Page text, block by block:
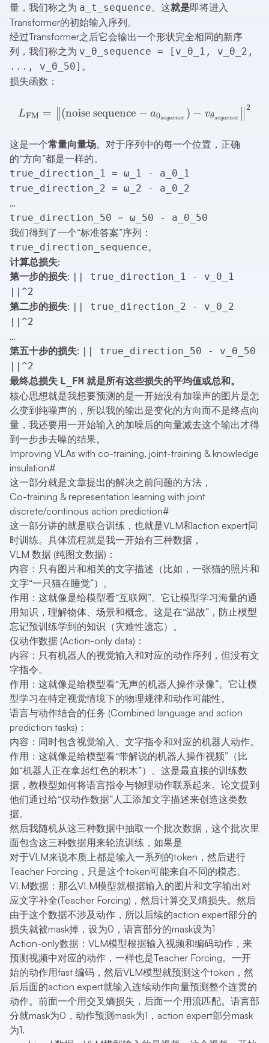
量，我们称之为 a_t_sequence。这就是即将进入
Transformer的初始输入序列。
经过Transformer之后它会输出一个形状完全相同的新序
列，我们称之为 v_θ_sequence = [v_θ_1, v_θ_2,
..., v_θ_50] 。
损失函数：
LFM = (noise sequence − a0sequence ) − vθsequence
2
这是一个常量向量场。对于序列中的每一个位置，正确
的“方向”都是一样的。
true_direction_1 = ω_1 - a_0_1
true_direction_2 = ω_2 - a_0_2
…
true_direction_50 = ω_50 - a_0_50
我们得到了一个“标准答案”序列：
true_direction_sequence。
计算总损失:
第一步的损失:
|| true_direction_1 - v_θ_1
||^2
第二步的损失:
|| true_direction_2 - v_θ_2
||^2
…
第五十步的损失:
|| true_direction_50 - v_θ_50
||^2
最终总损失 L_FM 就是所有这些损失的平均值或总和。
核心思想就是我想要预测的是一开始没有加噪声的图片是怎
么变到纯噪声的，所以我的输出是变化的方向而不是终点向
量，我还要用一开始输入的加噪后的向量减去这个输出才得
到一步步去噪的结果。
Improving VLAs with co-training, joint-training & knowledge
insulation#
这一部分就是文章提出的解决之前问题的方法，
Co-training & representation learning with joint
discrete/continous action prediction#
这一部分讲的就是联合训练，也就是VLM和action expert同
时训练。具体流程就是我一开始有三种数据，
VLM 数据 (纯图文数据)：
内容：只有图片和相关的文字描述（比如，一张猫的照片和
文字“一只猫在睡觉”）。
作用：这就像是给模型看“互联网”。它让模型学习海量的通
用知识，理解物体、场景和概念。这是在“温故”，防止模型
忘记预训练学到的知识（灾难性遗忘）。
仅动作数据 (Action-only data)：
内容：只有机器人的视觉输入和对应的动作序列，但没有文
字指令。
作用：这就像是给模型看“无声的机器人操作录像”。它让模
型学习在特定视觉情境下的物理规律和动作可能性。
语言与动作结合的任务 (Combined language and action
prediction tasks)：
内容：同时包含视觉输入、文字指令和对应的机器人动作。
作用：这就像是给模型看“带解说的机器人操作视频”（比
如“机器人正在拿起红色的积木”）。这是最直接的训练数
据，教模型如何将语言指令与物理动作联系起来。论文提到
他们通过给“仅动作数据”人工添加文字描述来创造这类数
据。
然后我随机从这三种数据中抽取一个批次数据，这个批次里
面包含这三种数据用来轮流训练，如果是
对于VLM来说本质上都是输入一系列的token，然后进行
Teacher Forcing，只是这个token可能来自不同的模态。
VLM数据：那么VLM模型就根据输入的图片和文字输出对
应文字补全(Teacher Forcing)，然后计算交叉熵损失。然后
由于这个数据不涉及动作，所以后续的action expert部分的
损失就被mask掉，设为0，语言部分的mask设为1
Action-only数据：VLM模型根据输入视频和编码动作，来
预测视频中对应的动作，一样也是Teacher Forcing。一开
始的动作用fast 编码，然后VLM模型就预测这个token，然
后后面的action expert就输入连续动作向量预测整个连贯的
动作。前面一个用交叉熵损失，后面一个用流匹配。语言部
分就mask为0，动作预测mask为1，action expert部分mask
为1.